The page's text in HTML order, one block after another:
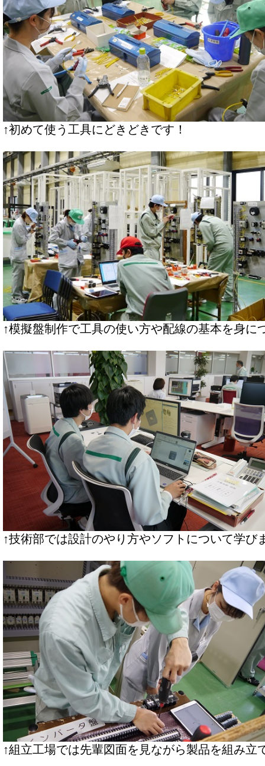
↑初めて使う工具にどきどきです！
↑模擬盤制作で工具の使い方や配線の基本を身に
↑技術部では設計のやり方やソフトについて学び
↑組立工場では先輩図面を見ながら製品を組み立